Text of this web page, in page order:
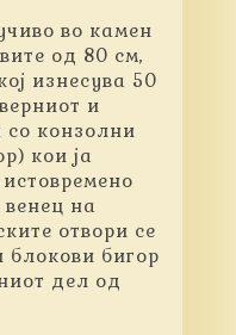
во камен
од 80 см,
изнесува 50
и
со конзолни
кои ја
на
отвори се
блокови бигор
дел од